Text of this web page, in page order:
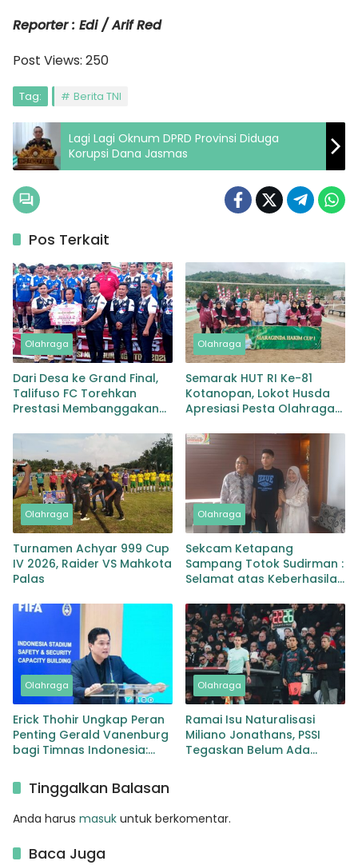
Reporter : Edi / Arif Red
Post Views: 250
Tag: Berita TNI
Lagi Lagi Oknum DPRD Provinsi Diduga
Korupsi Dana Jasmas
Pos Terkait
Olahraga
Dari Desa ke Grand Final,
Talifuso FC Torehkan
Prestasi Membanggakan
Olahraga
Semarak HUT RI Ke-81
Kotanopan, Lokot Husda
Apresiasi Pesta Olahraga
Olahraga
Turnamen Achyar 999 Cup
IV 2026, Raider VS Mahkota
Palas
Olahraga
Sekcam Ketapang
Sampang Totok Sudirman :
Selamat atas Keberhasilan
Juara SEA Games di
Thailand
Olahraga
Erick Thohir Ungkap Peran
Penting Gerald Vanenburg
bagi Timnas Indonesia:
U-17 hingga Senior
Olahraga
Ramai Isu Naturalisasi
Miliano Jonathans, PSSI
Tegaskan Belum Ada
Tinggalkan Balasan
Anda harus masuk untuk berkomentar.
Baca Juga